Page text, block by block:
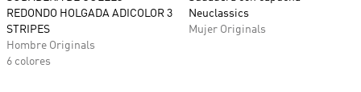
REDONDO HOLGADA ADICOLOR 3
STRIPES
Hombre Originals
6 colores
Neuclassics
Mujer Originals